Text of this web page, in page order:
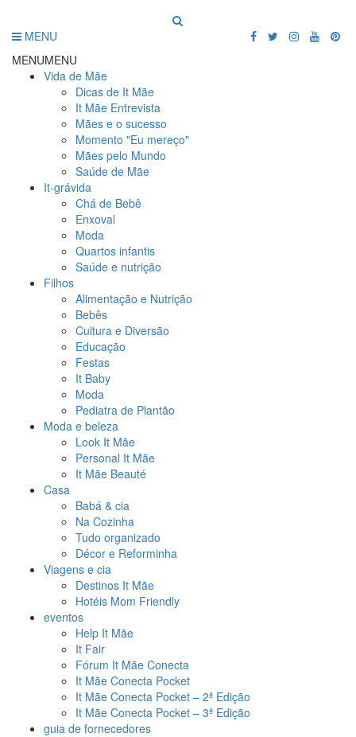
MENU
MENUMENU
Vida de Mãe
Dicas de It Mãe
It Mãe Entrevista
Mães e o sucesso
Momento "Eu mereço"
Mães pelo Mundo
Saúde de Mãe
It-grávida
Chá de Bebê
Enxoval
Moda
Quartos infantis
Saúde e nutrição
Filhos
Alimentação e Nutrição
Bebês
Cultura e Diversão
Educação
Festas
It Baby
Moda
Pediatra de Plantão
Moda e beleza
Look It Mãe
Personal It Mãe
It Mãe Beauté
Casa
Babá & cia
Na Cozinha
Tudo organizado
Décor e Reforminha
Viagens e cia
Destinos It Mãe
Hotéis Mom Friendly
eventos
Help It Mãe
It Fair
Fórum It Mãe Conecta
It Mãe Conecta Pocket
It Mãe Conecta Pocket – 2ª Edição
It Mãe Conecta Pocket – 3ª Edição
guia de fornecedores